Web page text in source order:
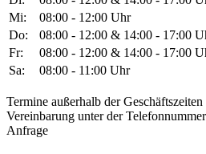
Mi:
08:00 - 12:00 Uhr
Do:
08:00 - 12:00 & 14:00 - 17:00
Fr:
08:00 - 12:00 & 14:00 - 17:00
Sa:
08:00 - 11:00 Uhr
Termine außerhalb der
Vereinbarung unter der Telefonnummer
Anfrage